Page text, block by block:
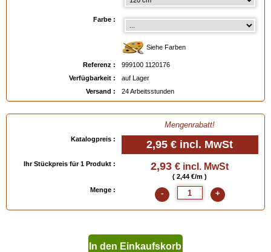
Farbe :
Siehe Farben
Referenz :
999100 1120176
Verfügbarkeit :
auf Lager
Versand :
24 Arbeitsstunden
Mengenrabatt!
Katalogpreis : 2,95 € incl. MwSt
Ihr Stückpreis für 1 Produkt : 2,93 € incl. MwSt
( 2,44 €/m )
Menge :
- +
In den Einkaufskorb